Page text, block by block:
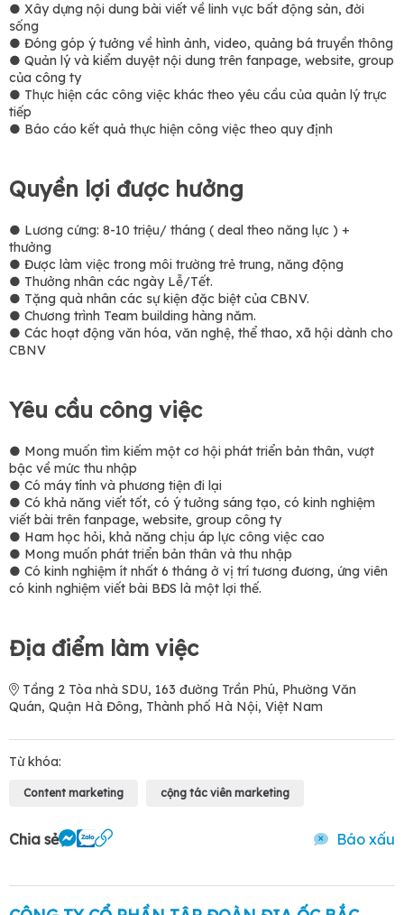
● Xây dựng nội dung bài viết về linh vực bất động sản, đời
sống
● Đóng góp ý tưởng về hình ảnh, video, quảng bá truyền thông
● Quản lý và kiểm duyệt nội dung trên fanpage, website, group
của công ty
● Thực hiện các công việc khác theo yêu cầu của quản lý trực
tiếp
● Báo cáo kết quả thực hiện công việc theo quy định
Quyền lợi được hưởng
● Lương cứng: 8-10 triệu/ tháng ( deal theo năng lực ) +
thưởng
● Được làm việc trong môi trường trẻ trung, năng động
● Thưởng nhân các ngày Lễ/Tết.
● Tặng quà nhân các sự kiện đặc biệt của CBNV.
● Chương trình Team building hàng năm.
● Các hoạt động văn hóa, văn nghệ, thể thao, xã hội dành cho
CBNV
Yêu cầu công việc
● Mong muốn tìm kiếm một cơ hội phát triển bản thân, vượt
bậc về mức thu nhập
● Có máy tính và phương tiện đi lại
● Có khả năng viết tốt, có ý tưởng sáng tạo, có kinh nghiệm
viết bài trên fanpage, website, group công ty
● Ham học hỏi, khả năng chịu áp lực công việc cao
● Mong muốn phát triển bản thân và thu nhập
● Có kinh nghiệm ít nhất 6 tháng ở vị trí tương đương, ứng viên
có kinh nghiệm viết bài BĐS là một lợi thế.
Địa điểm làm việc
Tầng 2 Tòa nhà SDU, 163 đường Trần Phú, Phường Văn
Quán, Quận Hà Đông, Thành phố Hà Nội, Việt Nam
Từ khóa:
Content marketing cộng tác viên marketing
Chia sẻ Báo xấu